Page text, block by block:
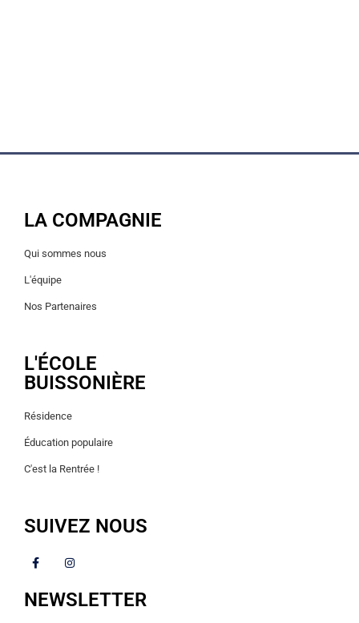
LA COMPAGNIE
Qui sommes nous
L'équipe
Nos Partenaires
L'ÉCOLE
BUISSONIÈRE
Résidence
Éducation populaire
C'est la Rentrée !
SUIVEZ NOUS
NEWSLETTER